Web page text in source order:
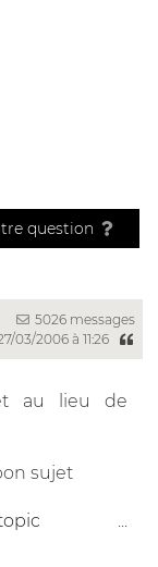
question
5026 messages
03/2006 à 11:26
au lieu de
sujet